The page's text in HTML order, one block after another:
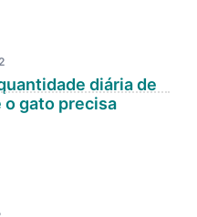
diária de
o gato precisa